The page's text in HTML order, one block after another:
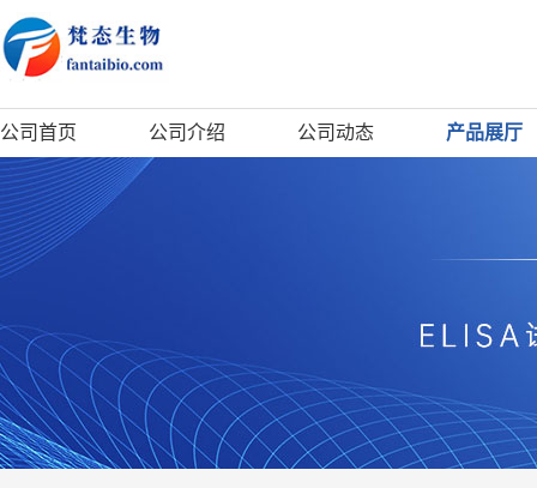
公司首页 公司介绍 公司动态 产品展厅